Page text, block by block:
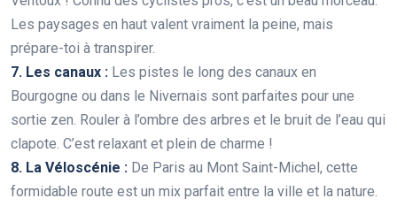
Les paysages en haut valent vraiment la peine, mais
prépare-toi à transpirer.
7. Les canaux : Les pistes le long des canaux en
Bourgogne ou dans le Nivernais sont parfaites pour une
sortie zen. Rouler à l’ombre des arbres et le bruit de l’eau qui
clapote. C’est relaxant et plein de charme !
8. La Véloscénie : De Paris au Mont Saint-Michel, cette
formidable route est un mix parfait entre la ville et la nature.